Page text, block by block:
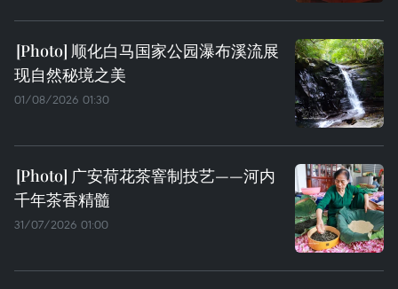
顺化白马国家公园瀑布溪流展
现自然秘境之美
01/08/2026 01:30
广安荷花茶窨制技艺——河内
千年茶香精髓
31/07/2026 01:00